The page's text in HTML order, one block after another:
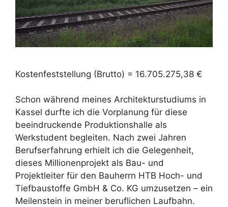
Kostenfeststellung (Brutto) = 16.705.275,38 €
Schon während meines Architekturstudiums in
Kassel durfte ich die Vorplanung für diese
beeindruckende Produktionshalle als
Werkstudent begleiten. Nach zwei Jahren
Berufserfahrung erhielt ich die Gelegenheit,
dieses Millionenprojekt als Bau- und
Projektleiter für den Bauherrn HTB Hoch- und
Tiefbaustoffe GmbH & Co. KG umzusetzen – ein
Meilenstein in meiner beruflichen Laufbahn.